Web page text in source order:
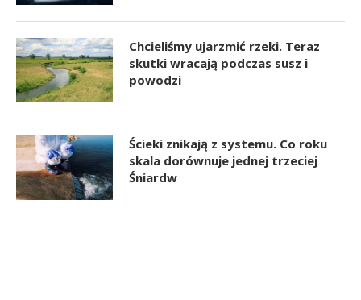
Chcieliśmy ujarzmić rzeki. Teraz
skutki wracają podczas susz i
powodzi
Ścieki znikają z systemu. Co roku
skala dorównuje jednej trzeciej
Śniardw